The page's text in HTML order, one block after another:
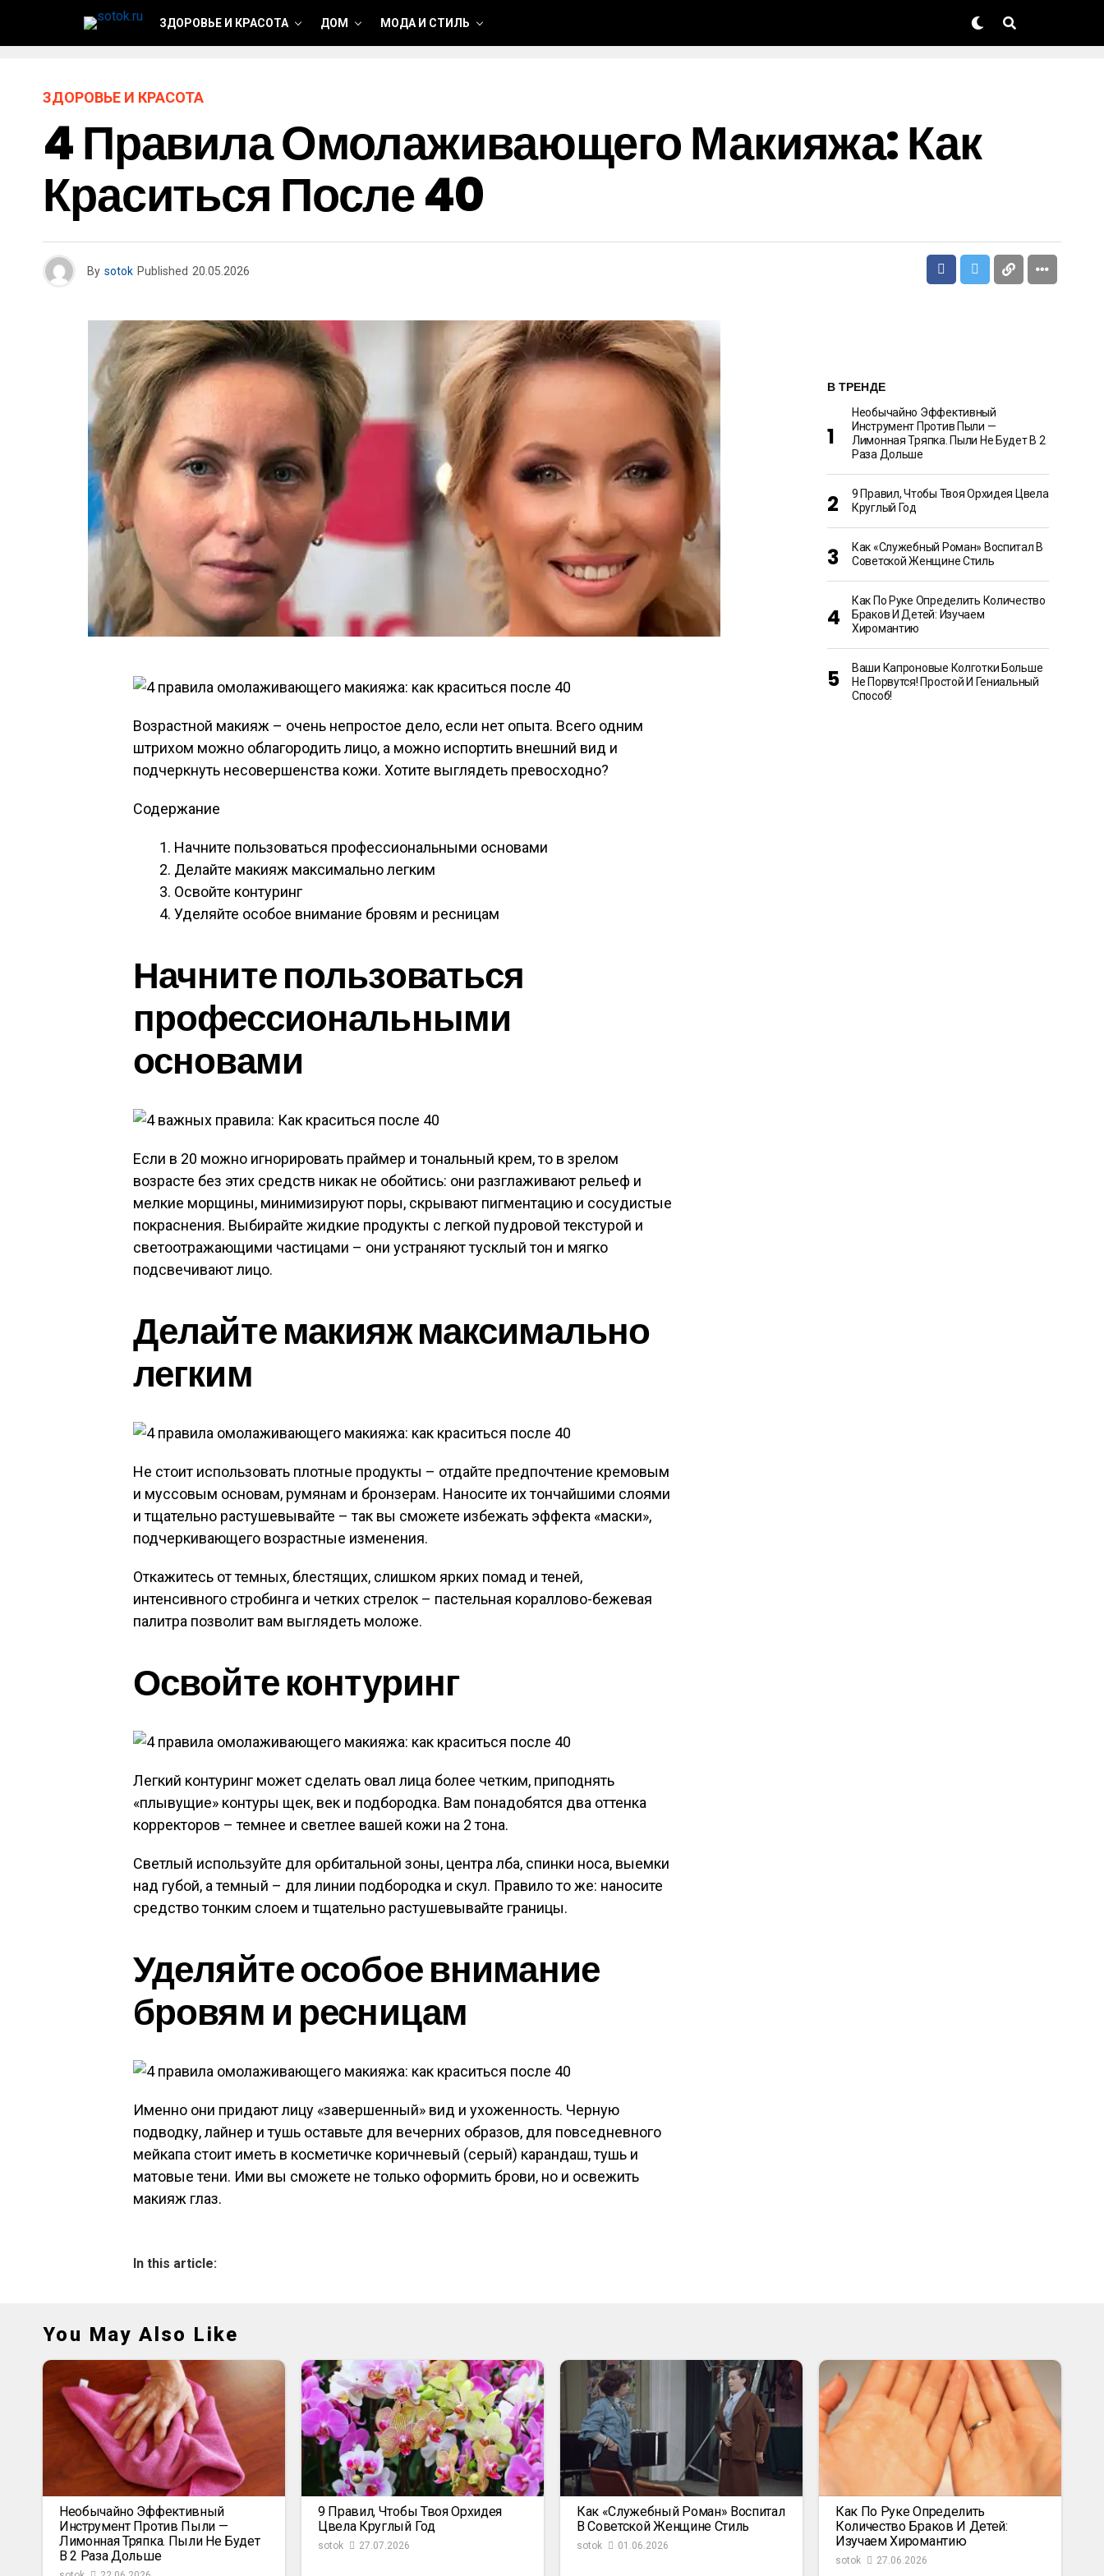
ЗДОРОВЬЕ И КРАСОТА ДОМ МОДА И СТИЛЬ
ЗДОРОВЬЕ И КРАСОТА
4 Правила Омолаживающего Макияжа: Как
Краситься После 40
By sotok Published 20.05.2026
Возрастной макияж – очень непростое дело, если нет опыта. Всего одним
штрихом можно облагородить лицо, а можно испортить внешний вид и
подчеркнуть несовершенства кожи. Хотите выглядеть превосходно?
Содержание
Начните пользоваться профессиональными основами
Делайте макияж максимально легким
Освойте контуринг
Уделяйте особое внимание бровям и ресницам
Начните пользоваться
профессиональными
основами
Если в 20 можно игнорировать праймер и тональный крем, то в зрелом
возрасте без этих средств никак не обойтись: они разглаживают рельеф и
мелкие морщины, минимизируют поры, скрывают пигментацию и сосудистые
покраснения. Выбирайте жидкие продукты с легкой пудровой текстурой и
светоотражающими частицами – они устраняют тусклый тон и мягко
подсвечивают лицо.
Делайте макияж максимально
легким
Не стоит использовать плотные продукты – отдайте предпочтение кремовым
и муссовым основам, румянам и бронзерам. Наносите их тончайшими слоями
и тщательно растушевывайте – так вы сможете избежать эффекта «маски»,
подчеркивающего возрастные изменения.
Откажитесь от темных, блестящих, слишком ярких помад и теней,
интенсивного стробинга и четких стрелок – пастельная кораллово-бежевая
палитра позволит вам выглядеть моложе.
Освойте контуринг
Легкий контуринг может сделать овал лица более четким, приподнять
«плывущие» контуры щек, век и подбородка. Вам понадобятся два оттенка
корректоров – темнее и светлее вашей кожи на 2 тона.
Светлый используйте для орбитальной зоны, центра лба, спинки носа, выемки
над губой, а темный – для линии подбородка и скул. Правило то же: наносите
средство тонким слоем и тщательно растушевывайте границы.
Уделяйте особое внимание
бровям и ресницам
Именно они придают лицу «завершенный» вид и ухоженность. Черную
подводку, лайнер и тушь оставьте для вечерних образов, для повседневного
мейкапа стоит иметь в косметичке коричневый (серый) карандаш, тушь и
матовые тени. Ими вы сможете не только оформить брови, но и освежить
макияж глаз.
In this article:
В ТРЕНДЕ
Необычайно Эффективный
Инструмент Против Пыли —
Лимонная Тряпка. Пыли Не Будет В 2
Раза Дольше
9 Правил, Чтобы Твоя Орхидея Цвела
Круглый Год
Как «Служебный Роман» Воспитал В
Советской Женщине Стиль
Как По Руке Определить Количество
Браков И Детей: Изучаем
Хиромантию
Ваши Капроновые Колготки Больше
Не Порвутся! Простой И Гениальный
Способ!
You May Also Like
Необычайно Эффективный
Инструмент Против Пыли —
Лимонная Тряпка. Пыли Не Будет
В 2 Раза Дольше
9 Правил, Чтобы Твоя Орхидея
Цвела Круглый Год
sotok 27.07.2026
Как «Служебный Роман» Воспитал
В Советской Женщине Стиль
sotok 01.06.2026
Как По Руке Определить
Количество Браков И Детей:
Изучаем Хиромантию
sotok 27.06.2026